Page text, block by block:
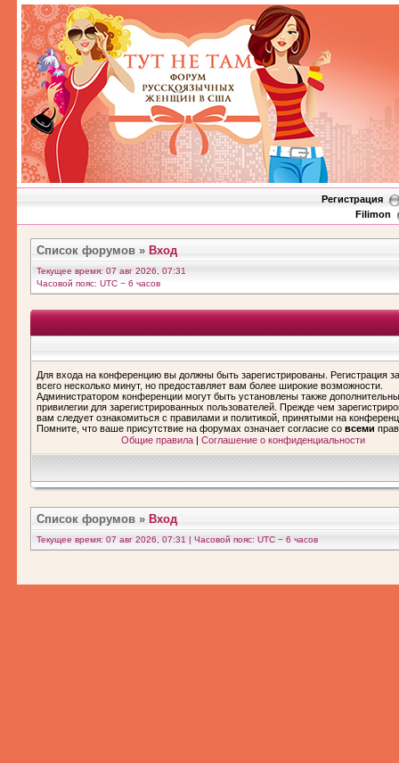
Регистрация
Filimon
Список форумов » Вход
Текущее время: 07 авг 2026, 07:31
Часовой пояс: UTC − 6 часов
Для входа на конференцию вы должны быть зарегистрированы. Регистрация
всего несколько минут, но предоставляет вам более широкие возможности.
Администратором конференции могут быть установлены также
привилегии для зарегистрированных пользователей. Прежде чем
вам следует ознакомиться с правилами и политикой, принятыми на
Помните, что ваше присутствие на форумах означает согласие со всеми
Общие правила| Соглашение о конфиденциальности
Список форумов » Вход
Текущее время: 07 авг 2026, 07:31 | Часовой пояс: UTC − 6 часов